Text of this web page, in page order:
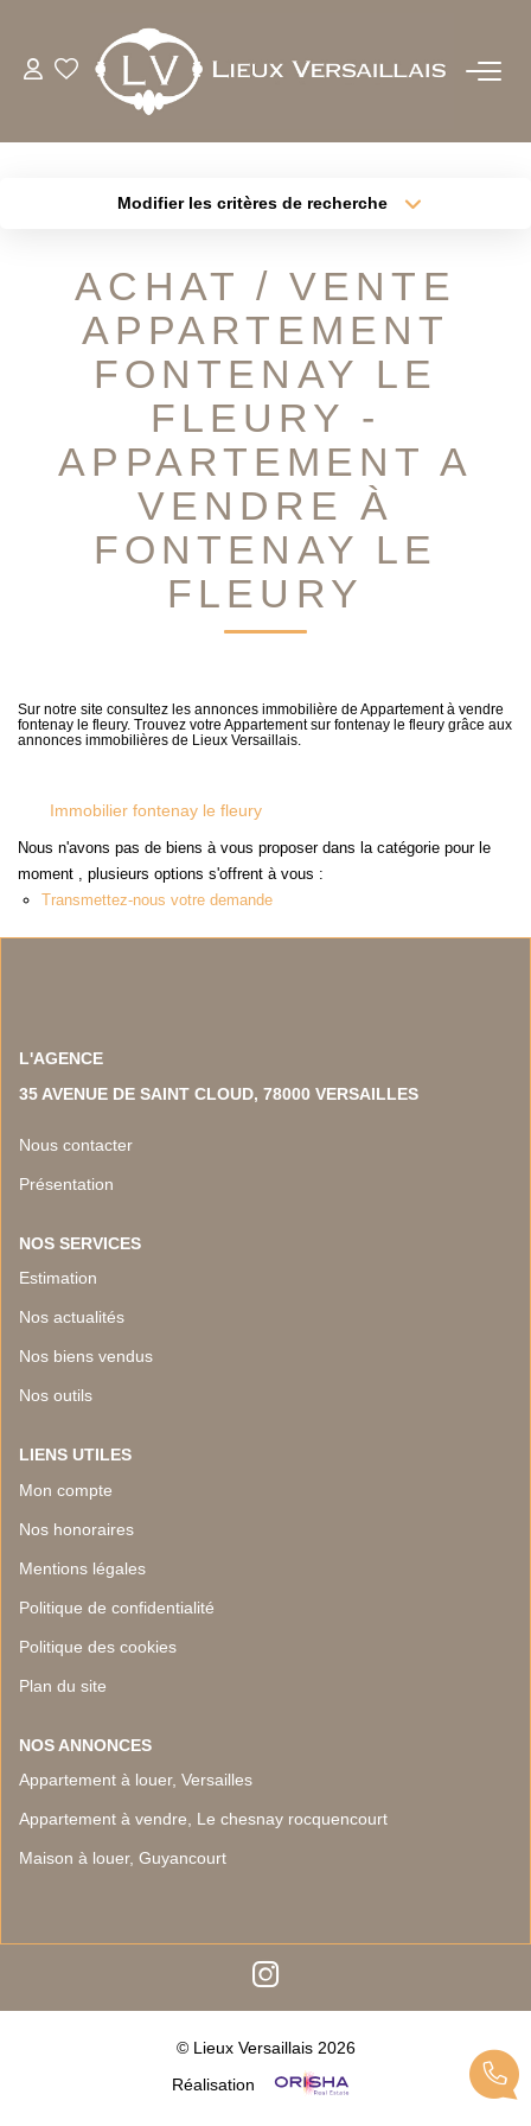
LOUER
BIENS VENDUS
NOTRE AGENCE
QUI SOMMES-NOUS
NOTRE EQUIPE
NOS TEMOIGNAGES
NOS ACTUALITES
EN
Modifier les critères de recherche
Sélectionnez...
Type de bien
Surface min
Budget max Plus de critères
Créer une alerte
ACHAT / VENTE
APPARTEMENT
FONTENAY LE
FLEURY -
APPARTEMENT A
VENDRE À
FONTENAY LE
FLEURY
Sur notre site consultez les annonces immobilière de Appartement à vendre
fontenay le fleury. Trouvez votre Appartement sur fontenay le fleury grâce aux
annonces immobilières de Lieux Versaillais.
Immobilier fontenay le fleury
Nous n'avons pas de biens à vous proposer dans la catégorie pour le
moment , plusieurs options s'offrent à vous :
Transmettez-nous votre demande
L'AGENCE
35 AVENUE DE SAINT CLOUD, 78000 VERSAILLES
Nous contacter
Présentation
NOS SERVICES
Estimation
Nos actualités
Nos biens vendus
Nos outils
LIENS UTILES
Mon compte
Nos honoraires
Mentions légales
Politique de confidentialité
Politique des cookies
Plan du site
NOS ANNONCES
Appartement à louer, Versailles
Appartement à vendre, Le chesnay rocquencourt
Maison à louer, Guyancourt
© Lieux Versaillais 2026
Réalisation